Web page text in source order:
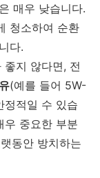
매우 낮습니다.
청소하여 순환
다.
지 않다면, 전
(예를 들어 5W-
적일 수 있습
우 중요한 부분
동안 방치하는